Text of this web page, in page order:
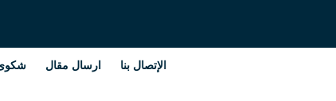
الإتصال بنا ارسال مقال شكوى